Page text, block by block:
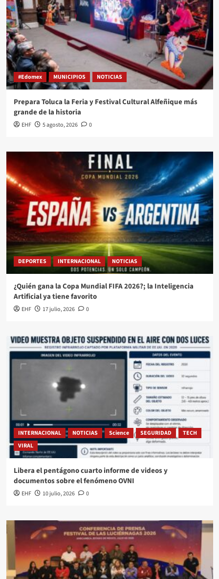
#Edomex MUNICIPIOS NOTICIAS
Prepara Toluca la Feria y Festival Cultural Alfeñique más
grande de la historia
EHF 5 agosto, 2026 0
DEPORTES INTERNACIONAL NOTICIAS
¿Quién gana la Copa Mundial FIFA 2026?; la Inteligencia
Artificial ya tiene favorito
EHF 17 julio, 2026 0
INTERNACIONAL NOTICIAS Science SEGURIDAD
TECH
VIRAL
Libera el pentágono cuarto informe de videos y
documentos sobre el fenómeno OVNI
EHF 10 julio, 2026 0